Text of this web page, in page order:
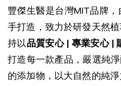
豐傑生醫是台灣MIT品牌
手打造，致力於研發天然
持以品質安心 | 專業安心 |
打造每一款產品， 嚴選純
的添加物，以大自然的純